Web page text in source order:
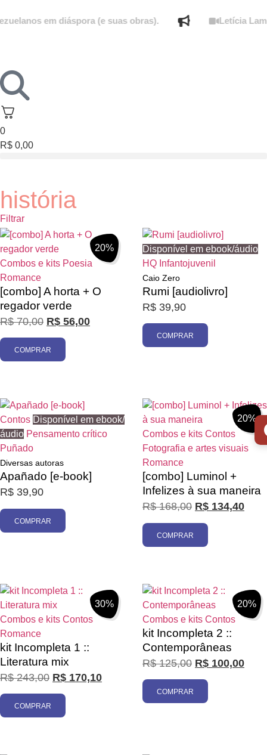
em diáspora (e suas obras). Letícia
0
R$ 0,00
história
Filtrar
Promoção
20%
Combos e kits Poesia
Romance
[combo] A horta + O
regador verde
R$70,00 R$ 56,00
COMPRAR
Disponível em ebook/áudio
HQ Infantojuvenil
Caio Zero
Rumi [audiolivro]
R$ 39,90
COMPRAR
Contos Disponível em ebook/
áudio Pensamento crítico
Puñado
Diversas autoras
Apañado [e-book]
R$ 39,90
COMPRAR
20%
Combos e kits Contos
Fotografia e artes visuais
Romance
[combo] Luminol +
Infelizes à sua maneira
R$168,00 R$ 134,40
COMPRAR
30%
Combos e kits Contos
Romance
kit Incompleta 1 ::
Literatura mix
R$243,00 R$ 170,10
COMPRAR
20%
Combos e kits Contos
kit Incompleta 2 ::
Contemporâneas
R$125,00 R$ 100,00
COMPRAR